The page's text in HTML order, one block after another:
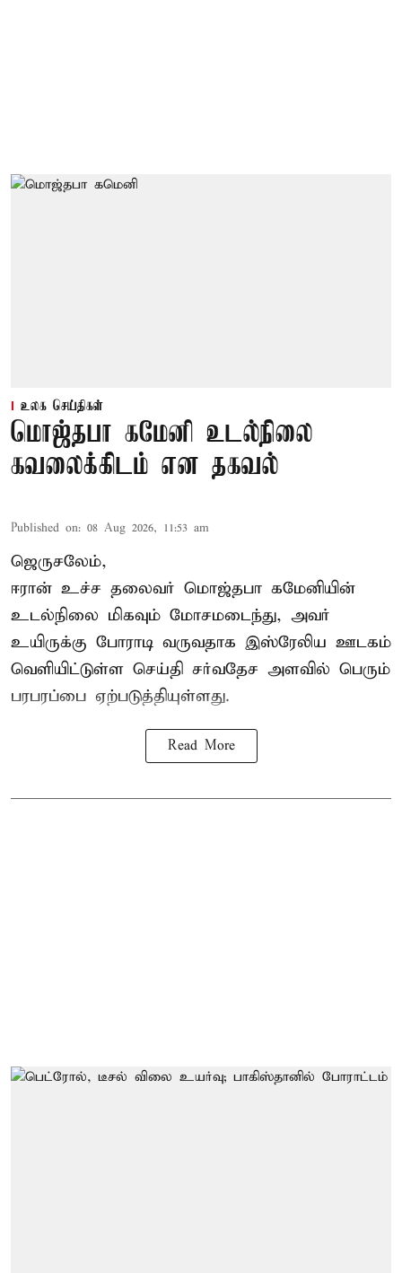
உலக செய்திகள்
மொஜ்தபா கமேனி உடல்நிலை
கவலைக்கிடம் என தகவல்
Published on: 08 Aug 2026, 11:53 am
ஜெருசலேம்,
ஈரான் உச்ச தலைவர் மொஜ்தபா கமேனியின்
உடல்நிலை மிகவும் மோசமடைந்து, அவர்
உயிருக்கு போராடி வருவதாக இஸ்ரேலிய ஊடகம்
வெளியிட்டுள்ள செய்தி சர்வதேச அளவில் பெரும்
பரபரப்பை ஏற்படுத்தியுள்ளது.
Read More